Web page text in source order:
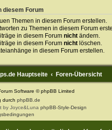
diesem Forum
Themen in diesem Forum erstellen.
zu Themen in diesem Forum
in diesem Forum nichtändern.
in diesem Forum nichtlöschen.
in diesem Forum erstellen.
Hauptseite Foren-Übersicht
Software © phpBB Limited
durch phpBB.de
by Joyce&Luna phpBB-Style-Design